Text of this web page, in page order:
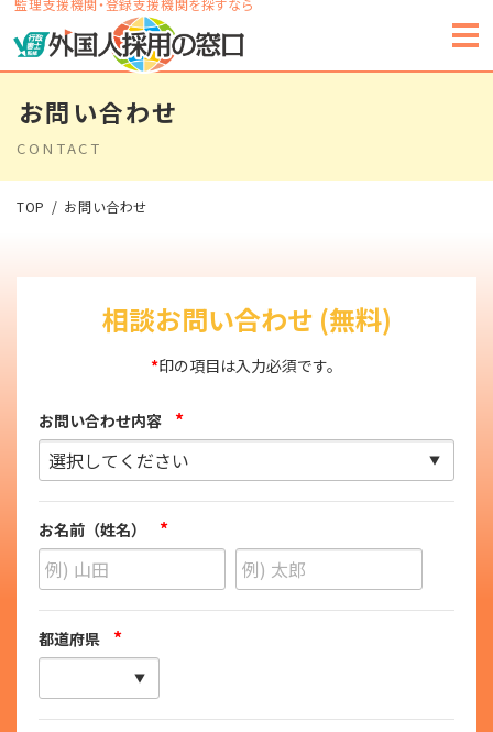
監理支援機関・登録支援機関を探すなら
お問い合わせ
CONTACT
TOP お問い合わせ
相談お問い合わせ (無料)
*印の項目は入力必須です。
お問い合わせ内容 *
お名前（姓名） *
都道府県 *